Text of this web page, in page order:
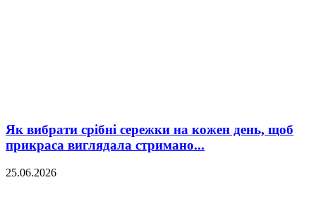
Як вибрати срібні сережки на кожен день, щоб
прикраса виглядала стримано...
25.06.2026